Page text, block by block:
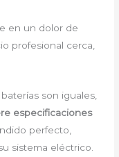
en un dolor de
profesional cerca,
son iguales,
especificaciones
perfecto,
sistema eléctrico.